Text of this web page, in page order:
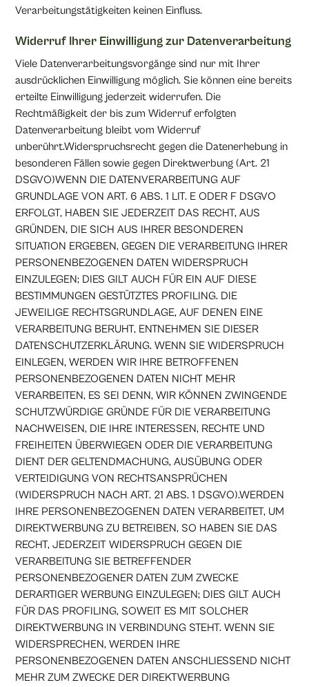
Verarbeitungstätigkeiten keinen Einfluss.
Widerruf Ihrer Einwilligung zur Datenverarbeitung
Viele Datenverarbeitungsvorgänge sind nur mit Ihrer
ausdrücklichen Einwilligung möglich. Sie können eine bereits
erteilte Einwilligung jederzeit widerrufen. Die
Rechtmäßigkeit der bis zum Widerruf erfolgten
Datenverarbeitung bleibt vom Widerruf
unberührt.Widerspruchsrecht gegen die Datenerhebung in
besonderen Fällen sowie gegen Direktwerbung (Art. 21
DSGVO)WENN DIE DATENVERARBEITUNG AUF
GRUNDLAGE VON ART. 6 ABS. 1 LIT. E ODER F DSGVO
ERFOLGT, HABEN SIE JEDERZEIT DAS RECHT, AUS
GRÜNDEN, DIE SICH AUS IHRER BESONDEREN
SITUATION ERGEBEN, GEGEN DIE VERARBEITUNG IHRER
PERSONENBEZOGENEN DATEN WIDERSPRUCH
EINZULEGEN; DIES GILT AUCH FÜR EIN AUF DIESE
BESTIMMUNGEN GESTÜTZTES PROFILING. DIE
JEWEILIGE RECHTSGRUNDLAGE, AUF DENEN EINE
VERARBEITUNG BERUHT, ENTNEHMEN SIE DIESER
DATENSCHUTZERKLÄRUNG. WENN SIE WIDERSPRUCH
EINLEGEN, WERDEN WIR IHRE BETROFFENEN
PERSONENBEZOGENEN DATEN NICHT MEHR
VERARBEITEN, ES SEI DENN, WIR KÖNNEN ZWINGENDE
SCHUTZWÜRDIGE GRÜNDE FÜR DIE VERARBEITUNG
NACHWEISEN, DIE IHRE INTERESSEN, RECHTE UND
FREIHEITEN ÜBERWIEGEN ODER DIE VERARBEITUNG
DIENT DER GELTENDMACHUNG, AUSÜBUNG ODER
VERTEIDIGUNG VON RECHTSANSPRÜCHEN
(WIDERSPRUCH NACH ART. 21 ABS. 1 DSGVO).WERDEN
IHRE PERSONENBEZOGENEN DATEN VERARBEITET, UM
DIREKTWERBUNG ZU BETREIBEN, SO HABEN SIE DAS
RECHT, JEDERZEIT WIDERSPRUCH GEGEN DIE
VERARBEITUNG SIE BETREFFENDER
PERSONENBEZOGENER DATEN ZUM ZWECKE
DERARTIGER WERBUNG EINZULEGEN; DIES GILT AUCH
FÜR DAS PROFILING, SOWEIT ES MIT SOLCHER
DIREKTWERBUNG IN VERBINDUNG STEHT. WENN SIE
WIDERSPRECHEN, WERDEN IHRE
PERSONENBEZOGENEN DATEN ANSCHLIESSEND NICHT
MEHR ZUM ZWECKE DER DIREKTWERBUNG